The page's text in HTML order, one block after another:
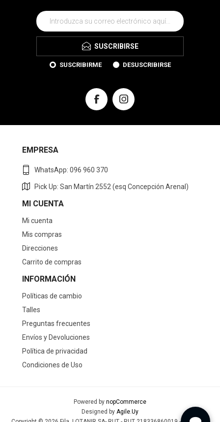
SUSCRIBIRSE
SUSCRIBIRME DESUSCRIBIRSE
EMPRESA
WhatsApp: 096 960 370
Pick Up: San Martín 2552 (esq Concepción Arenal)
MI CUENTA
Mi cuenta
Mis compras
Direcciones
Carrito de compras
INFORMACIÓN
Políticas de cambio
Talles
Preguntas frecuentes
Envíos y Devoluciones
Política de privacidad
Condiciones de Uso
Powered by nopCommerce
Designed by Agile.Uy